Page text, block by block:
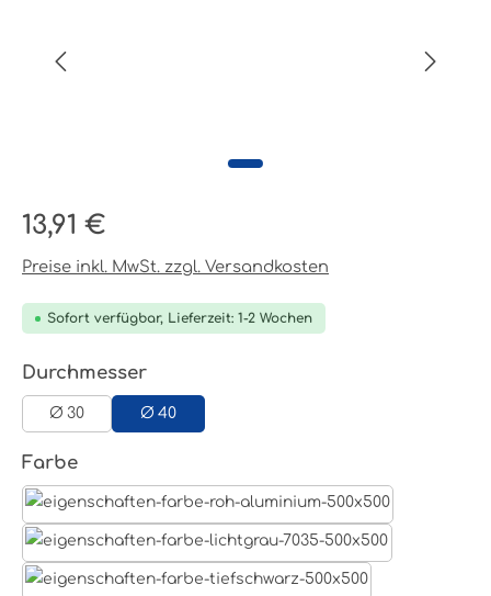
Regulärer Preis:
13,91 €
Preise inkl. MwSt. zzgl. Versandkosten
Sofort verfügbar, Lieferzeit: 1-2 Wochen
Durchmesserauswählen
Ø 30 Ø 40
Farbeauswählen